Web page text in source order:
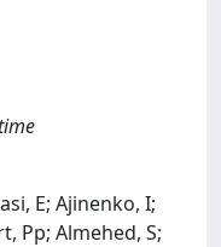
E; Ajinenko, I;
Pp; Almehed, S;